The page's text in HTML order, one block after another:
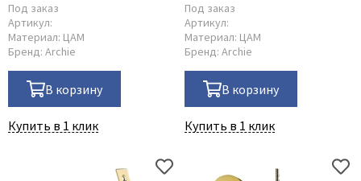
Под заказ
Артикул:
Материал: ЦАМ
Бренд: Archie
В корзину
Купить в 1 клик
Под заказ
Артикул:
Материал: ЦАМ
Бренд: Archie
В корзину
Купить в 1 клик